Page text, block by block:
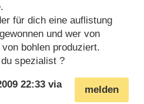
für dich eine auflistung
und wer von
bohlen produziert.
spezialist ?
melden
22:33 via